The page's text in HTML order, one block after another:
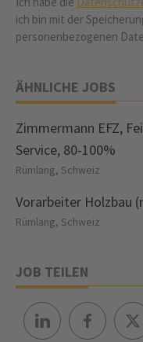
ich bin mit der
personenbezogenen
ÄHNLICHE JOBS
Zimmermann EFZ,
Service, 80-100%
Rümlang, Schweiz
Vorarbeiter Holzbau
Rümlang, Schweiz
JOB TEILEN